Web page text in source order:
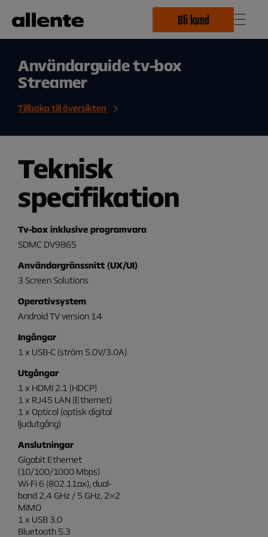
Bli kund
Användarguide tv-box
Streamer
Tillbaka till översikten
Teknisk
specifikation
Tv-box inklusive programvara
SDMC DV9865
Användargränssnitt (UX/UI)
3 Screen Solutions
Operativsystem
Android TV version 14
Ingångar
1 x USB-C (ström 5.0V/3.0A)
Utgångar
1 x HDMI 2.1 (HDCP)
1 x RJ45 LAN (Ethernet)
1 x Optical (optisk digital
ljudutgång)
Anslutningar
Gigabit Ethernet
(10/100/1000 Mbps)
Wi-Fi 6 (802.11ax), dual-
band 2,4 GHz / 5 GHz, 2×2
MIMO
1 x USB 3.0
Bluetooth 5.3